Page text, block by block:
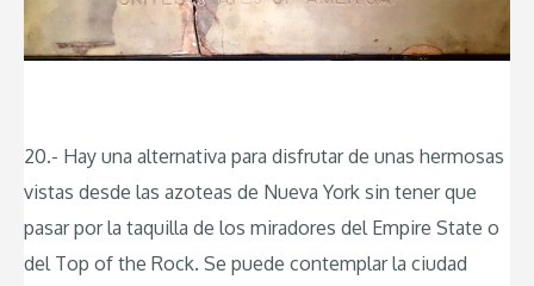
20.- Hay una alternativa para disfrutar de unas hermosas
vistas desde las azoteas de Nueva York sin tener que
pasar por la taquilla de los miradores del Empire State o
del Top of the Rock. Se puede contemplar la ciudad